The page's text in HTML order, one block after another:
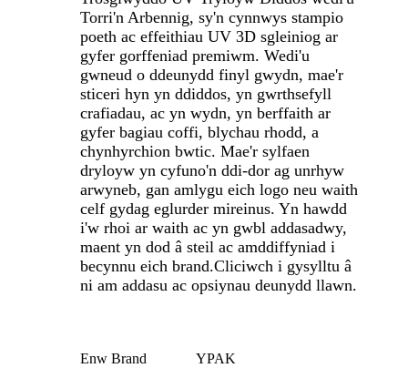
Torri'n Arbennig, sy'n cynnwys stampio
poeth ac effeithiau UV 3D sgleiniog ar
gyfer gorffeniad premiwm. Wedi'u
gwneud o ddeunydd finyl gwydn, mae'r
sticeri hyn yn ddiddos, yn gwrthsefyll
crafiadau, ac yn wydn, yn berffaith ar
gyfer bagiau coffi, blychau rhodd, a
chynhyrchion bwtic. Mae'r sylfaen
dryloyw yn cyfuno'n ddi-dor ag unrhyw
arwyneb, gan amlygu eich logo neu waith
celf gydag eglurder mireinus. Yn hawdd
i'w rhoi ar waith ac yn gwbl addasadwy,
maent yn dod â steil ac amddiffyniad i
becynnu eich brand.Cliciwch i gysylltu â
ni am addasu ac opsiynau deunydd llawn.
Enw Brand YPAK